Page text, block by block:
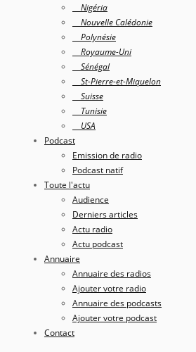
Nigéria
Nouvelle Calédonie
Polynésie
Royaume-Uni
Sénégal
St-Pierre-et-Miquelon
Suisse
Tunisie
USA
Podcast
Emission de radio
Podcast natif
Toute l'actu
Audience
Derniers articles
Actu radio
Actu podcast
Annuaire
Annuaire des radios
Ajouter votre radio
Annuaire des podcasts
Ajouter votre podcast
Contact